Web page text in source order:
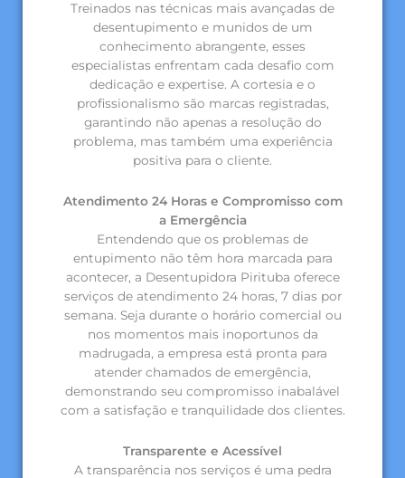
Treinados nas técnicas mais avançadas de
desentupimento e munidos de um
conhecimento abrangente, esses
especialistas enfrentam cada desafio com
dedicação e expertise. A cortesia e o
profissionalismo são marcas registradas,
garantindo não apenas a resolução do
problema, mas também uma experiência
positiva para o cliente.
Atendimento 24 Horas e Compromisso com
a Emergência
Entendendo que os problemas de
entupimento não têm hora marcada para
acontecer, a Desentupidora Pirituba oferece
serviços de atendimento 24 horas, 7 dias por
semana. Seja durante o horário comercial ou
nos momentos mais inoportunos da
madrugada, a empresa está pronta para
atender chamados de emergência,
demonstrando seu compromisso inabalável
com a satisfação e tranquilidade dos clientes.
Transparente e Acessível
A transparência nos serviços é uma pedra